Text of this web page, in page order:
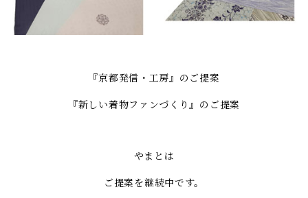
『京都発信・工房』のご提案
『新しい着物ファンづくり』のご提案
やまとは
ご提案を継続中です。